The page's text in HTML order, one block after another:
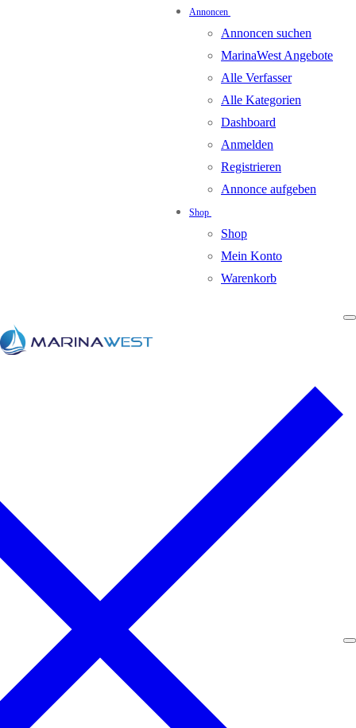
Annoncen
Annoncen suchen
MarinaWest Angebote
Alle Verfasser
Alle Kategorien
Dashboard
Anmelden
Registrieren
Annonce aufgeben
Shop
Shop
Mein Konto
Warenkorb